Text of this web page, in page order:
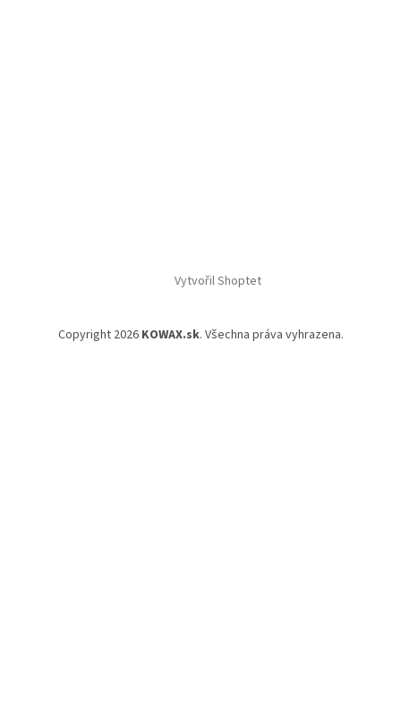
Vytvořil Shoptet
Copyright 2026 KOWAX.sk. Všechna práva vyhrazena.